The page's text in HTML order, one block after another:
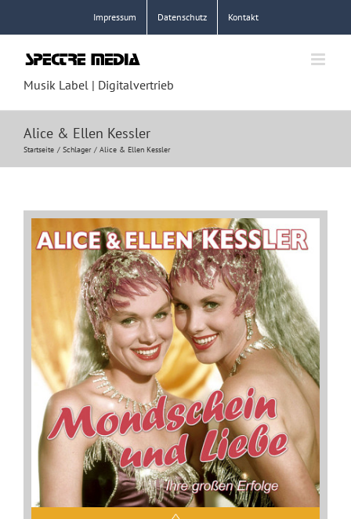
springen
Impressum Datenschutz Kontakt
Musik Label | Digitalvertrieb
Alice & Ellen Kessler
Startseite Schlager Alice & Ellen Kessler